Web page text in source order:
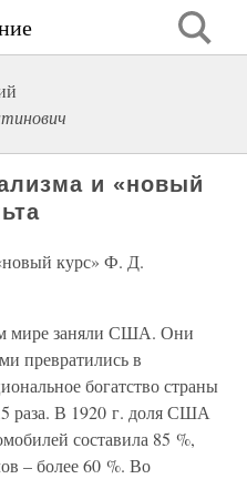
и «новый
курс» Ф. Д.
мире заняли США. Они
превратились в
богатство страны
раза. В 1920 г. доля США
составила 85 %,
– более 60 %. Во